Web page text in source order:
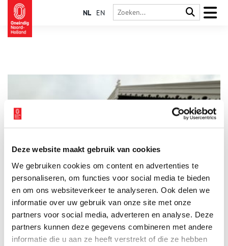
Deze website maakt gebruik van cookies
We gebruiken cookies om content en advertenties te
personaliseren, om functies voor social media te bieden
en om ons websiteverkeer te analyseren. Ook delen we
informatie over uw gebruik van onze site met onze
partners voor social media, adverteren en analyse. Deze
partners kunnen deze gegevens combineren met andere
informatie die u aan ze heeft verstrekt of die ze hebben
NL EN
Assendelft telt 35 provinciale monumenten. In één ervan wordt
er al 200 jaar fanatiek geklust. Oud-militair Fred woonde door
zijn werk bij de Landmacht haast overal in Nederland, behalve
in Noord-Holland. 20 jaar geleden streken hij en zijn vrouw
neer in Assendelft. ‘Als ik niet weg hoef, ga ik hier niet meer
weg.’